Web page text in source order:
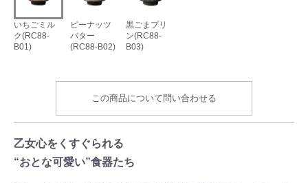
いちごミル
ク(RC88-
B01)
ピーナッツ
バター
(RC88-B02)
黒ごまプリ
ン(RC88-
B03)
この商品について問い合わせる
乙女心をくすぐられる
“おとな可愛い”食器たち